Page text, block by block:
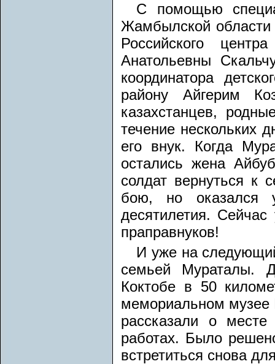
С помощью
Жамбылской области
Российского
Анатольевны
координатора
району Айгерим
казахстанцев,
течение нескольких
его внук. Когда
остались жена
солдат вернуться к
бою, но оказался
десятилетия.
праправнуков!
И уже на
семьей Мураталы.
Коктобе в 50
мемориальном
рассказали о
работах. Было
встретиться снова